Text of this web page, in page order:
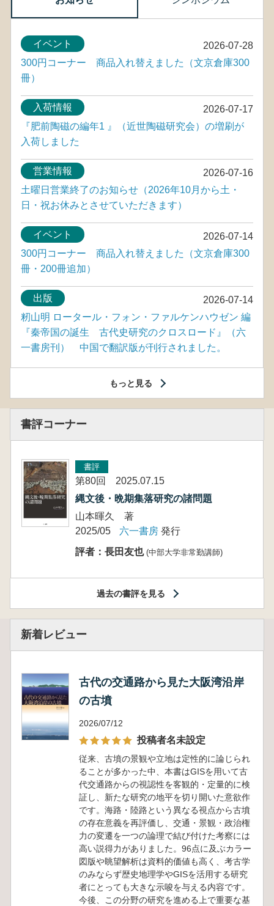
2026-07-28
イベント
300円コーナー 商品入れ替えました（文京倉庫300
冊）
2026-07-17
入荷情報
『肥前陶磁の編年1 』（近世陶磁研究会）の増刷が
入荷しました
2026-07-16
営業情報
土曜日営業終了のお知らせ（2026年10月から土・
日・祝お休みとさせていただきます）
2026-07-14
イベント
300円コーナー 商品入れ替えました（文京倉庫300
冊・200冊追加）
2026-07-14
出版
籾山明 ロータール・フォン・ファルケンハウゼン 編
『秦帝国の誕生 古代史研究のクロスロード』（六
一書房刊） 中国で翻訳版が刊行されました。
もっと見る
書評コーナー
書評
第80回 2025.07.15
縄文後・晩期集落研究の諸問題
山本暉久 著
2025/05
六一書房 発行
評者：長田友也 (中部大学非常勤講師)
過去の書評を見る
新着レビュー
古代の交通路から見た大阪湾沿岸
の古墳
2026/07/12
投稿者名未設定
従来、古墳の景観や立地は定性的に論じられ
ることが多かった中、本書はGISを用いて古
代交通路からの視認性を客観的・定量的に検
証し、新たな研究の地平を切り開いた意欲作
です。海路・陸路という異なる視点から古墳
の存在意義を再評価し、交通・景観・政治権
力の変遷を一つの論理で結び付けた考察には
高い説得力がありました。96点に及ぶカラー
図版や眺望解析は資料的価値も高く、考古学
のみならず歴史地理学やGISを活用する研究
者にとっても大きな示唆を与える内容です。
今後、この分野の研究を進める上で重要な基